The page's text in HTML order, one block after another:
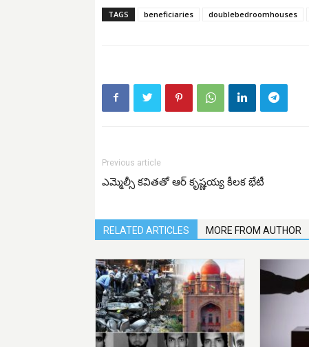
TAGS beneficiaries doublebedroomhouses
Previous article
ఎమ్మెల్సీ కవితతో ఆర్ కృష్ణయ్య కీలక భేటీ
RELATED ARTICLES MORE FROM AUTHOR